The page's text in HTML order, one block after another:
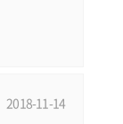
2018-11-14